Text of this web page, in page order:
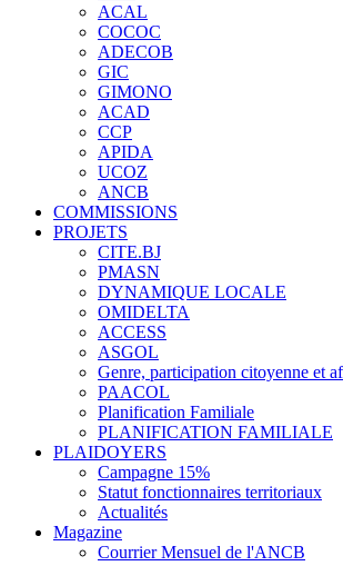
ACAL
COCOC
ADECOB
GIC
GIMONO
ACAD
CCP
APIDA
UCOZ
ANCB
COMMISSIONS
PROJETS
CITE.BJ
PMASN
DYNAMIQUE LOCALE
OMIDELTA
ACCESS
ASGOL
Genre, participation citoyenne et
PAACOL
Planification Familiale
PLANIFICATION FAMILIALE
PLAIDOYERS
Campagne 15%
Statut fonctionnaires territoriaux
Actualités
Magazine
Courrier Mensuel de l'ANCB